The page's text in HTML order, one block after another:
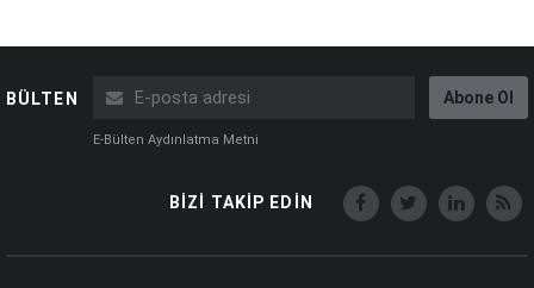
BÜLTEN Abone Ol
E-Bülten Aydınlatma Metni
BİZİ TAKİP EDİN